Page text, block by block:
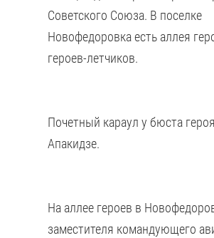
Советского Союза. В поселке
Новофедоровка есть аллея
героев-летчиков.
Почетный караул у бюста
Апакидзе.
На аллее героев в
заместителя командующего